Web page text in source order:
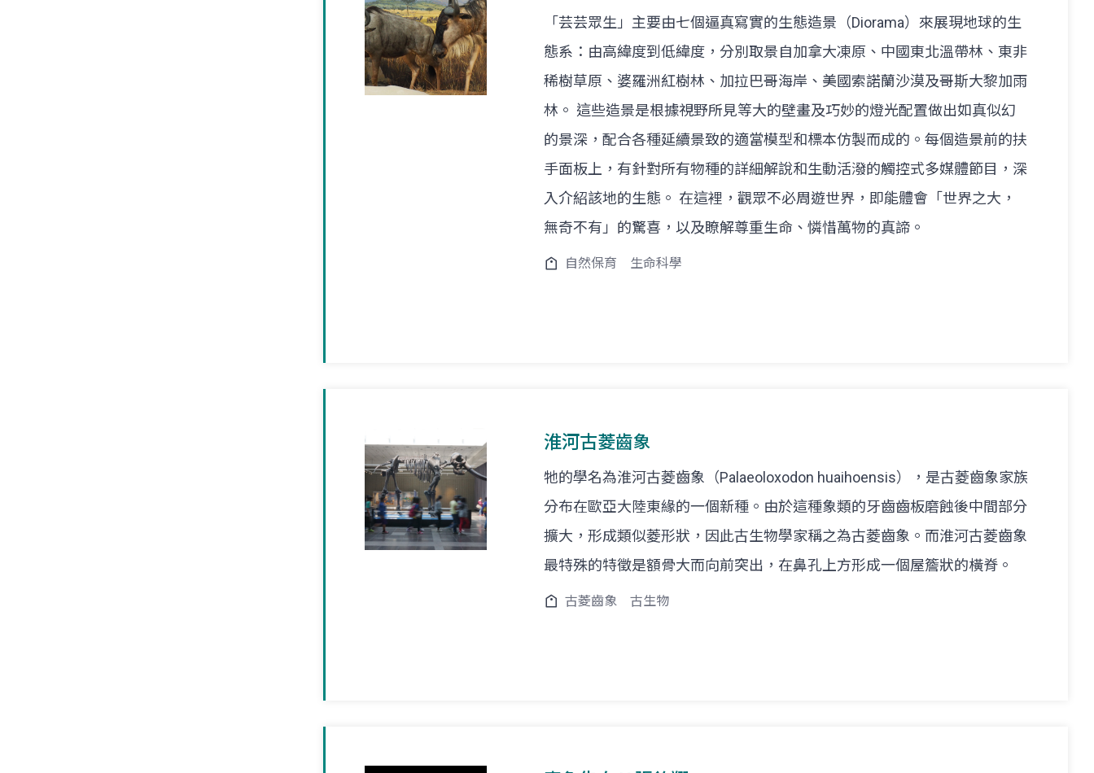
「芸芸眾生」主要由七個逼真寫實的生態造景（Diorama）來展現地球的生
態系：由高緯度到低緯度，分別取景自加拿大凍原、中國東北溫帶林、東非
稀樹草原、婆羅洲紅樹林、加拉巴哥海岸、美國索諾蘭沙漠及哥斯大黎加雨
林。 這些造景是根據視野所見等大的壁畫及巧妙的燈光配置做出如真似幻
的景深，配合各種延續景致的適當模型和標本仿製而成的。每個造景前的扶
手面板上，有針對所有物種的詳細解說和生動活潑的觸控式多媒體節目，深
入介紹該地的生態。 在這裡，觀眾不必周遊世界，即能體會「世界之大，
無奇不有」的驚喜，以及瞭解尊重生命、憐惜萬物的真諦。
自然保育 生命科學
淮河古菱齒象
牠的學名為淮河古菱齒象（Palaeoloxodon huaihoensis），是古菱齒象家族
分布在歐亞大陸東緣的一個新種。由於這種象類的牙齒齒板磨蝕後中間部分
擴大，形成類似菱形狀，因此古生物學家稱之為古菱齒象。而淮河古菱齒象
最特殊的特徵是額骨大而向前突出，在鼻孔上方形成一個屋簷狀的橫脊。
古菱齒象 古生物